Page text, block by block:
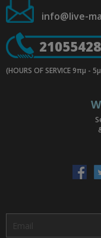
info@live-
(HOURS OF SERVICE 9πμ -